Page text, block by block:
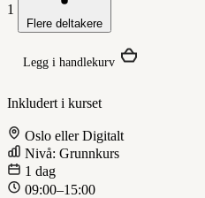
1
Flere deltakere
Legg i handlekurv
Inkludert i kurset
Oslo eller Digitalt
Nivå: Grunnkurs
1 dag
09:00–15:00